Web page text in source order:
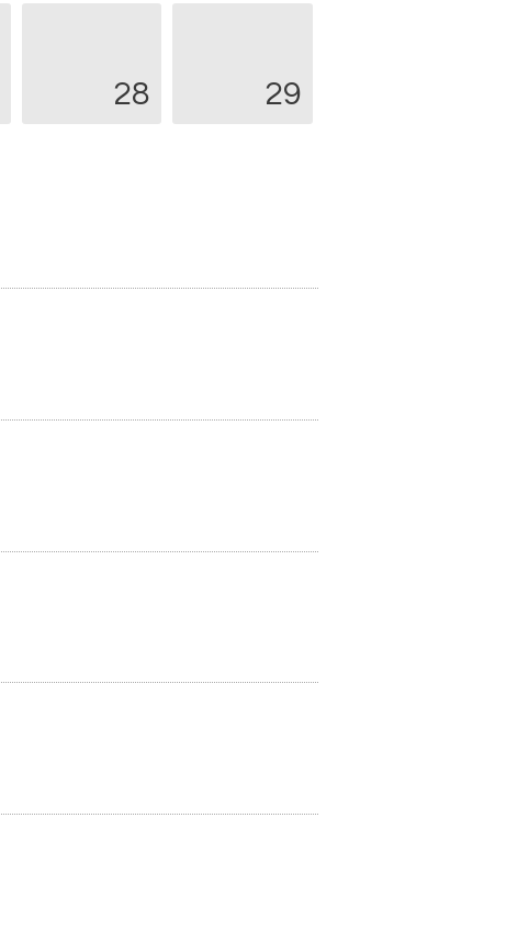
28 29